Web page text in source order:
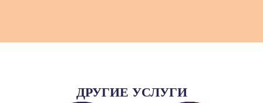
ДРУГИЕ УСЛУГИ